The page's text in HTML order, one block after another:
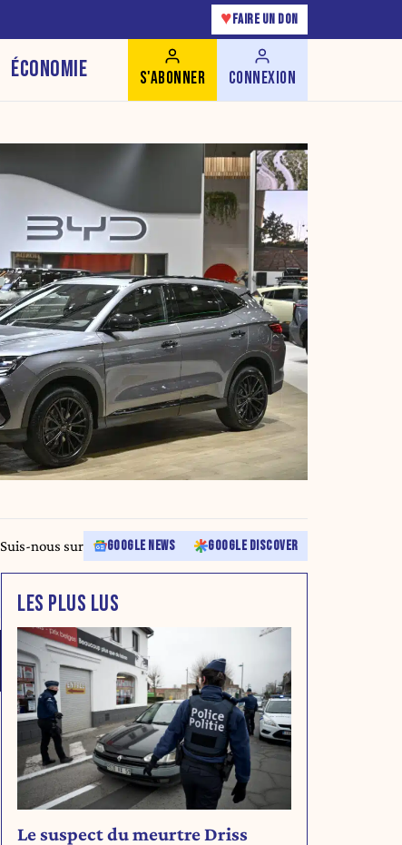
♥ FAIRE UN DON
ÉCONOMIE S'ABONNER CONNEXION
Suis-nous sur GOOGLE NEWS GOOGLE DISCOVER
LES PLUS LUS
Le suspect du meurtre Driss